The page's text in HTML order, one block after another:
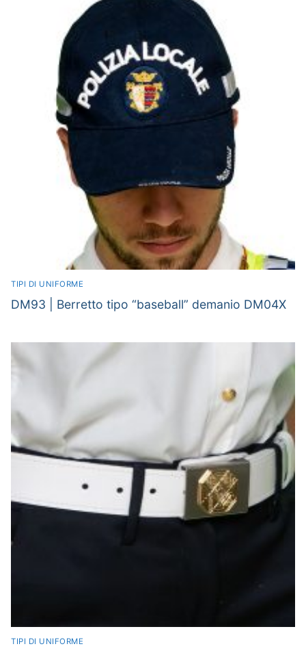
TIPI DI UNIFORME
DM93 | Berretto tipo “baseball” demanio DM04X
TIPI DI UNIFORME